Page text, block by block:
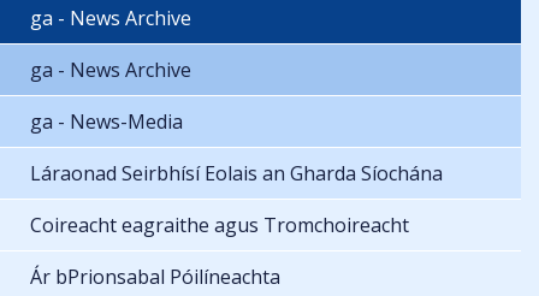
ga - News Archive
ga - News Archive
ga - News-Media
Láraonad Seirbhísí Eolais an Gharda Síochána
Coireacht eagraithe agus Tromchoireacht
Ár bPrionsabal Póilíneachta